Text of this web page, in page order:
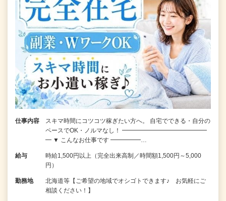
仕事内容
スキマ時間にコツコツ稼ぎたい方へ。 自宅でできる・自分の
ペースでOK・ノルマなし！ ━━━━━━━━━━━━━━
━ ▼ こんなお仕事です ━━━━━…
給与
時給1,500円以上（完全出来高制／時間額1,500円～5,000
円）
勤務地
北海道等【ご希望の地域でオシゴトできます♪ お気軽にご
相談ください！】